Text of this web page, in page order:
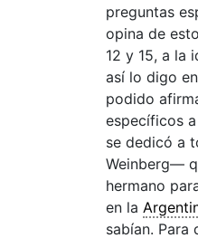
preguntas
opina de
12 y 15, a la
así lo digo
podido
específicos
se dedicó a
Weinberg—
hermano
en la
sabían. Para